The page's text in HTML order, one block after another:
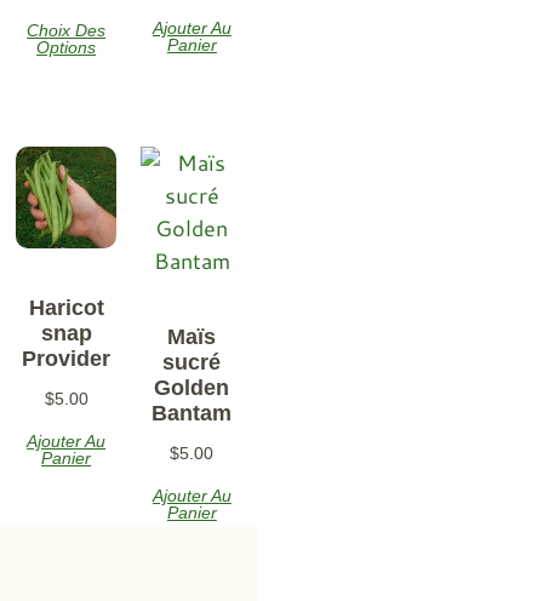
Choix Des
Options
Ajouter Au
Panier
Haricot
snap
Provider
$5.00
Ajouter Au
Panier
Maïs
sucré
Golden
Bantam
$5.00
Ajouter Au
Panier